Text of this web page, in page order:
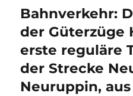
Vorheriger
Beitrag:
Bahnverkehr:
der Güterzüge
erste reguläre
der Strecke
Neuruppin,